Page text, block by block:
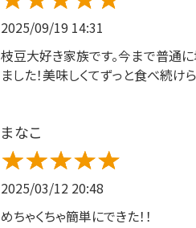
2025/09/19 14:31
枝豆大好き家族です。今まで普通
ました！美味しくてずっと食べ続け
まなこ
2025/03/12 20:48
めちゃくちゃ簡単にできた！！